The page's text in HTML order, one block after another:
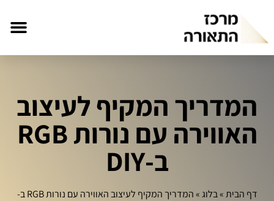
המדריך המקיף לעיצוב
האווירה עם נורות RGB
ב-DIY
דף הבית»בלוג»
המדריך המקיף לעיצוב האווירה עם נורות RGB ב-